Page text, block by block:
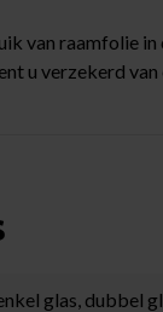
van raamfolie
u verzekerd
glas, dubbel